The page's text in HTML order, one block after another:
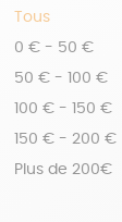
Tous
0 € - 50 €
50 € - 100 €
100 € - 150 €
150 € - 200 €
Plus de 200€